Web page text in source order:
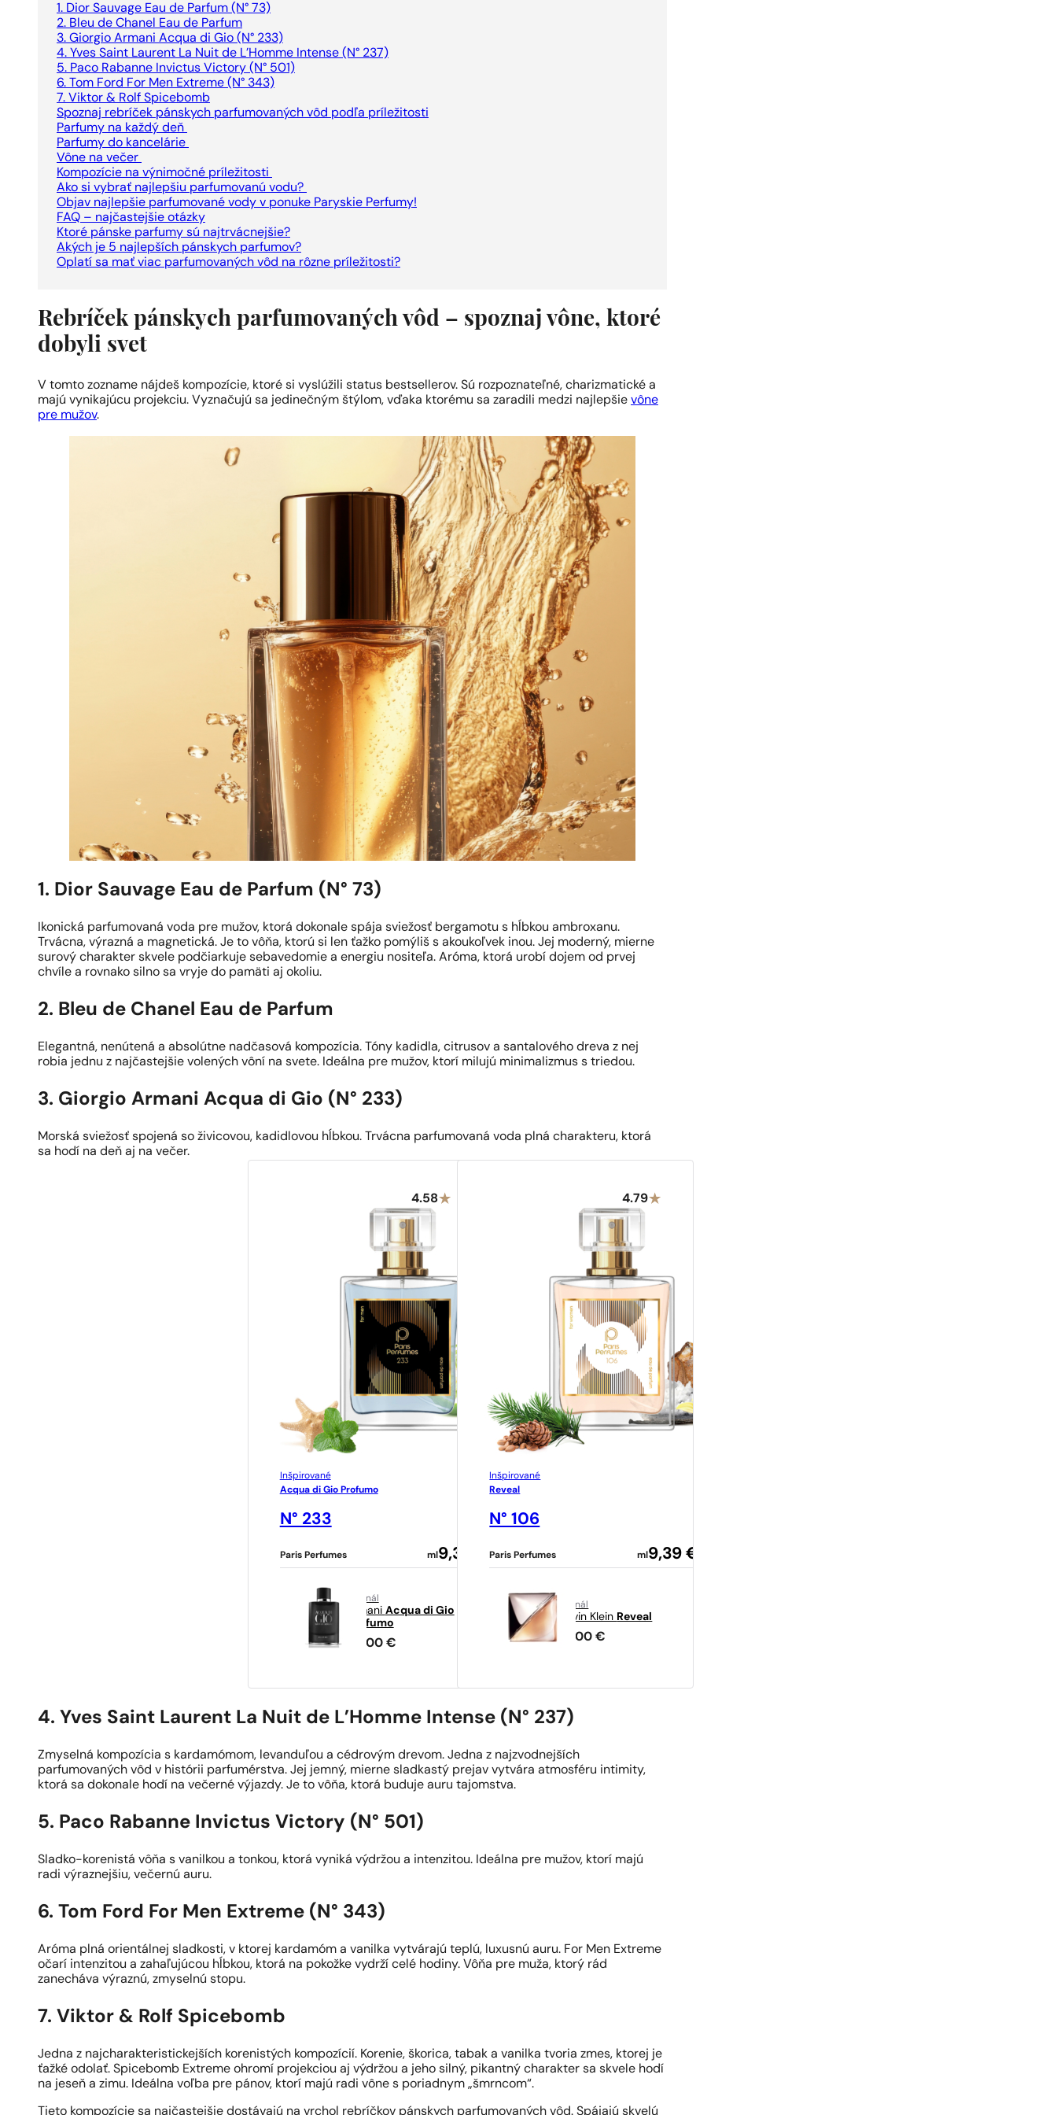
1. Dior Sauvage Eau de Parfum (N° 73)
2. Bleu de Chanel Eau de Parfum
3. Giorgio Armani Acqua di Gio (N° 233)
4. Yves Saint Laurent La Nuit de L’Homme Intense (N° 237)
5. Paco Rabanne Invictus Victory (N° 501)
6. Tom Ford For Men Extreme (N° 343)
7. Viktor & Rolf Spicebomb
Spoznaj rebríček pánskych parfumovaných vôd podľa príležitosti
Parfumy na každý deň
Parfumy do kancelárie
Vône na večer
Kompozície na výnimočné príležitosti
Ako si vybrať najlepšiu parfumovanú vodu?
Objav najlepšie parfumované vody v ponuke Paryskie Perfumy!
FAQ – najčastejšie otázky
Ktoré pánske parfumy sú najtrvácnejšie?
Akých je 5 najlepších pánskych parfumov?
Oplatí sa mať viac parfumovaných vôd na rôzne príležitosti?
Rebríček pánskych parfumovaných vôd – spoznaj vône, ktoré
dobyli svet
V tomto zozname nájdeš kompozície, ktoré si vyslúžili status bestsellerov. Sú rozpoznateľné, charizmatické a
majú vynikajúcu projekciu. Vyznačujú sa jedinečným štýlom, vďaka ktorému sa zaradili medzi najlepšie vône
pre mužov.
1. Dior Sauvage Eau de Parfum (N° 73)
Ikonická parfumovaná voda pre mužov, ktorá dokonale spája sviežosť bergamotu s hĺbkou ambroxanu.
Trvácna, výrazná a magnetická. Je to vôňa, ktorú si len ťažko pomýliš s akoukoľvek inou. Jej moderný, mierne
surový charakter skvele podčiarkuje sebavedomie a energiu nositeľa. Aróma, ktorá urobí dojem od prvej
chvíle a rovnako silno sa vryje do pamäti aj okoliu.
2. Bleu de Chanel Eau de Parfum
Elegantná, nenútená a absolútne nadčasová kompozícia. Tóny kadidla, citrusov a santalového dreva z nej
robia jednu z najčastejšie volených vôní na svete. Ideálna pre mužov, ktorí milujú minimalizmus s triedou.
3. Giorgio Armani Acqua di Gio (N° 233)
Morská sviežosť spojená so živicovou, kadidlovou hĺbkou. Trvácna parfumovaná voda plná charakteru, ktorá
sa hodí na deň aj na večer.
4.58
Inšpirované
Acqua di Gio Profumo
N° 233
Paris Perfumes ml 9,39 €
originál
Armani Acqua di Gio
Profumo
83,00 €
4.79
Inšpirované
Reveal
N° 106
Paris Perfumes ml 9,39€
originál
Calvin Klein Reveal
54,00€
4. Yves Saint Laurent La Nuit de L’Homme Intense (N° 237)
Zmyselná kompozícia s kardamómom, levanduľou a cédrovým drevom. Jedna z najzvodnejších
parfumovaných vôd v histórii parfumérstva. Jej jemný, mierne sladkastý prejav vytvára atmosféru intimity,
ktorá sa dokonale hodí na večerné výjazdy. Je to vôňa, ktorá buduje auru tajomstva.
5. Paco Rabanne Invictus Victory (N° 501)
Sladko-korenistá vôňa s vanilkou a tonkou, ktorá vyniká výdržou a intenzitou. Ideálna pre mužov, ktorí majú
radi výraznejšiu, večernú auru.
6. Tom Ford For Men Extreme (N° 343)
Aróma plná orientálnej sladkosti, v ktorej kardamóm a vanilka vytvárajú teplú, luxusnú auru. For Men Extreme
očarí intenzitou a zahaľujúcou hĺbkou, ktorá na pokožke vydrží celé hodiny. Vôňa pre muža, ktorý rád
zanecháva výraznú, zmyselnú stopu.
7. Viktor & Rolf Spicebomb
Jedna z najcharakteristickejších korenistých kompozícií. Korenie, škorica, tabak a vanilka tvoria zmes, ktorej je
ťažké odolať. Spicebomb Extreme ohromí projekciou aj výdržou a jeho silný, pikantný charakter sa skvele hodí
na jeseň a zimu. Ideálna voľba pre pánov, ktorí majú radi vône s poriadnym „šmrncom“.
Tieto kompozície sa najčastejšie dostávajú na vrchol rebríčkov pánskych parfumovaných vôd. Spájajú skvelú